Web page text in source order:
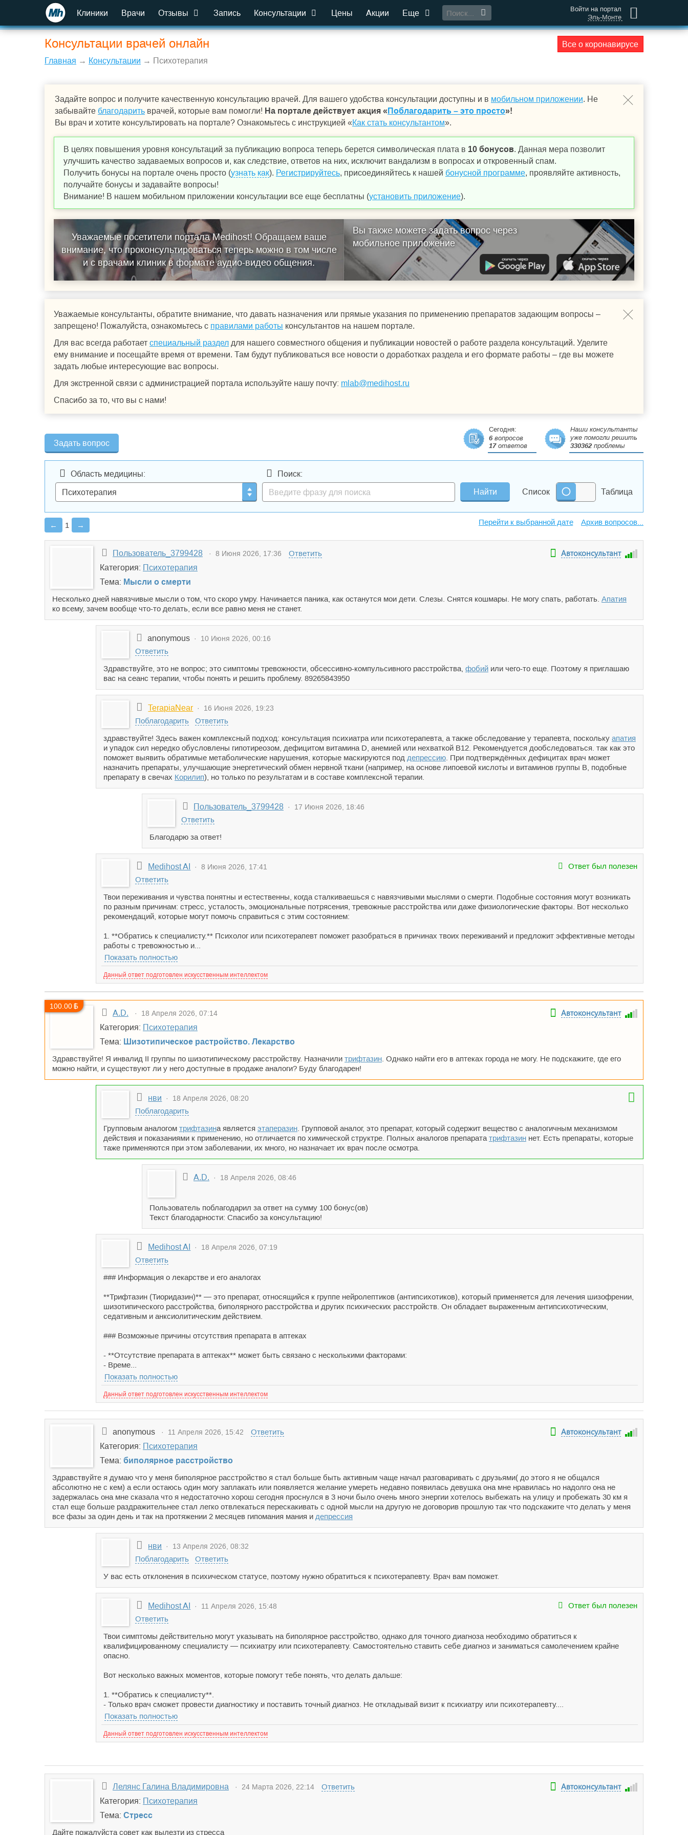
Клиники Врачи Отзывы Запись Консультации Цены Акции Еще
Войти на портал
Эль-Монте
Консультации врачей онлайн
Все о коронавирусе
Главная → Консультации → Психотерапия
Задайте вопрос и получите качественную консультацию врачей. Для вашего удобства консультации доступны и в мобильном приложении. Не
забывайте благодарить врачей, которые вам помогли! На портале действует акция « Поблагодарить – это просто»!
Вы врач и хотите консультировать на портале? Ознакомьтесь с инструкцией «Как стать консультантом».
В целях повышения уровня консультаций за публикацию вопроса теперь берется символическая плата в 10 бонусов. Данная мера позволит
улучшить качество задаваемых вопросов и, как следствие, ответов на них, исключит вандализм в вопросах и откровенный спам.
Получить бонусы на портале очень просто (узнать как). Регистрируйтесь, присоединяйтесь к нашей бонусной программе, проявляйте активность,
получайте бонусы и задавайте вопросы!
Внимание! В нашем мобильном приложении консультации все еще бесплатны (установить приложение).
Уважаемые посетители портала Medihost! Обращаем ваше
внимание, что проконсультироваться теперь можно в том числе
и с врачами клиник в формате аудио-видео общения.
Вы также можете задать вопрос через
мобильное приложение
Уважаемые консультанты, обратите внимание, что давать назначения или прямые указания по применению препаратов задающим вопросы –
запрещено! Пожалуйста, ознакомьтесь с правилами работы консультантов на нашем портале.
Для вас всегда работает специальный раздел для нашего совместного общения и публикации новостей о работе раздела консультаций. Уделите
ему внимание и посещайте время от времени. Там будут публиковаться все новости о доработках раздела и его формате работы – где вы можете
задать любые интересующие вас вопросы.
Для экстренной связи с администрацией портала используйте нашу почту: mlab@medihost.ru
Спасибо за то, что вы с нами!
Задать вопрос
Сегодня:
6вопросов
17ответов
Наши консультанты
уже помогли решить
330362 проблемы
Область медицины: Поиск:
Таблица
Список
← 1 → Архив вопросов...
Пользователь_3799428 · 8 Июня 2026, 17:36 Ответить Автоконсультант
Категория: Психотерапия
Тема: Мысли о смерти
Несколько дней навязчивые мысли о том, что скоро умру. Начинается паника, как останутся мои дети. Слезы. Снятся кошмары. Не могу спать, работать. Апатия
ко всему, зачем вообще что-то делать, если все равно меня не станет.
anonymous · 10 Июня 2026, 00:16
Ответить
Здравствуйте, это не вопрос; это симптомы тревожности, обсессивно-компульсивного расстройства, фобий или чего-то еще. Поэтому я приглашаю
вас на сеанс терапии, чтобы понять и решить проблему. 89265843950
TerapiaNear · 16 Июня 2026, 19:23
Поблагодарить
Ответить
здравствуйте! Здесь важен комплексный подход: консультация психиатра или психотерапевта, а также обследование у терапевта, поскольку апатия
и упадок сил нередко обусловлены гипотиреозом, дефицитом витамина D, анемией или нехваткой В12. Рекомендуется дообследоваться. так как это
поможет выявить обратимые метаболические нарушения, которые маскируются под депрессию . При подтверждённых дефицитах врач может
назначить препараты, улучшающие энергетический обмен нервной ткани (например, на основе липоевой кислоты и витаминов группы В, подобные
препарату в свечах Корилип), но только по результатам и в составе комплексной терапии.
Пользователь_3799428 · 17 Июня 2026, 18:46
Ответить
Благодарю за ответ!
Medihost AI · 8 Июня 2026, 17:41
Ответить
Ответ был полезен
Твои переживания и чувства понятны и естественны, когда сталкиваешься с навязчивыми мыслями о смерти. Подобные состояния могут возникать
по разным причинам: стресс, усталость, эмоциональные потрясения, тревожные расстройства или даже физиологические факторы. Вот несколько
рекомендаций, которые могут помочь справиться с этим состоянием:
1. **Обратись к специалисту.** Психолог или психотерапевт поможет разобраться в причинах твоих переживаний и предложит эффективные методы
работы с тревожностью и...
Показать полностью
Данный ответ подготовлен искусственным интеллектом
A.D. · 18 Апреля 2026, 07:14 Автоконсультант
Категория: Психотерапия
Тема: Шизотипическое растройство. Лекарство
Здравствуйте! Я инвалид II группы по шизотипическому расстройству. Назначили трифтазин . Однако найти его в аптеках города не могу. Не подскажите, где его
можно найти, и существуют ли у него доступные в продаже аналоги? Буду благодарен!
100.00
нви · 18 Апреля 2026, 08:20
Поблагодарить
Групповым аналогом трифтазина является этаперазин . Групповой аналог, это препарат, который содержит вещество с аналогичным механизмом
действия и показаниями к применению, но отличается по химической структре. Полных аналогов препарата трифтазин нет. Есть препараты, которые
таже применяются при этом заболевании, их много, но назначает их врач после осмотра.
A.D. · 18 Апреля 2026, 08:46
Пользователь поблагодарил за ответ на сумму 100 бонус(ов)
Текст благодарности: Спасибо за консультацию!
Medihost AI · 18 Апреля 2026, 07:19
Ответить
### Информация о лекарстве и его аналогах
**Трифтазин (Тиоридазин)** — это препарат, относящийся к группе нейролептиков (антипсихотиков), который применяется для лечения шизофрении,
шизотипического расстройства, биполярного расстройства и других психических расстройств. Он обладает выраженным антипсихотическим,
седативным и анксиолитическим действием.
### Возможные причины отсутствия препарата в аптеках
- **Отсутствие препарата в аптеках** может быть связано с несколькими факторами:
- Време...
Показать полностью
Данный ответ подготовлен искусственным интеллектом
anonymous · 11 Апреля 2026, 15:42 Ответить Автоконсультант
Категория: Психотерапия
Тема: биполярное расстройство
Здравствуйте я думаю что у меня биполярное расстройство я стал больше быть активным чаще начал разговаривать с друзьями( до этого я не общался
абсолютно не с кем) а если остаюсь один могу заплакать или появляется желание умереть недавно появилась девушка она мне нравилась но надолго она не
задержалась она мне сказала что я недостаточно хорош сегодня проснулся в 3 ночи было очень много энергии хотелось выбежать на улицу и пробежать 30 км я
стал еще больше раздражительнее стал легко отвлекаться перескакивать с одной мысли на другую не договорив прошлую так что подскажите что делать у меня
все фазы за один день и так на протяжении 2 месяцев гипомания мания и депрессия
нви · 13 Апреля 2026, 08:32
Поблагодарить
Ответить
У вас есть отклонения в психическом статусе, поэтому нужно обратиться к психотерапевту. Врач вам поможет.
Medihost AI · 11 Апреля 2026, 15:48
Ответить
Ответ был полезен
Твои симптомы действительно могут указывать на биполярное расстройство, однако для точного диагноза необходимо обратиться к
квалифицированному специалисту — психиатру или психотерапевту. Самостоятельно ставить себе диагноз и заниматься самолечением крайне
опасно.
Вот несколько важных моментов, которые помогут тебе понять, что делать дальше:
1. **Обратись к специалисту**.
- Только врач сможет провести диагностику и поставить точный диагноз. Не откладывай визит к психиатру или психотерапевту....
Показать полностью
Данный ответ подготовлен искусственным интеллектом
Лелянс Галина Владимировна · 24 Марта 2026, 22:14 Ответить Автоконсультант
Категория: Психотерапия
Тема: Стресс
Дайте пожалуйста совет как вылезти из стресса